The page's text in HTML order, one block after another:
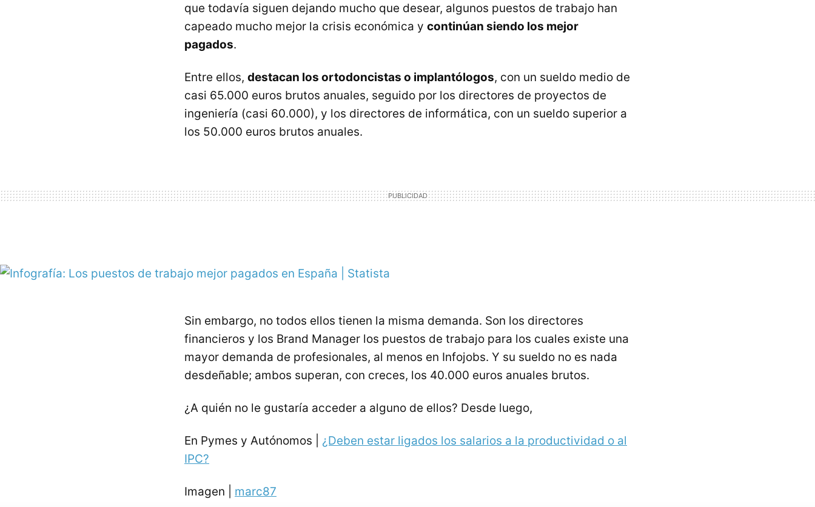
que todavía siguen dejando mucho que desear, algunos puestos de trabajo han
capeado mucho mejor la crisis económica y continúan siendo los mejor
pagados.
Entre ellos, destacan los ortodoncistas o implantólogos, con un sueldo medio de
casi 65.000 euros brutos anuales, seguido por los directores de proyectos de
ingeniería (casi 60.000), y los directores de informática, con un sueldo superior a
los 50.000 euros brutos anuales.
Sin embargo, no todos ellos tienen la misma demanda. Son los directores
financieros y los Brand Manager los puestos de trabajo para los cuales existe una
mayor demanda de profesionales, al menos en Infojobs. Y su sueldo no es nada
desdeñable; ambos superan, con creces, los 40.000 euros anuales brutos.
¿A quién no le gustaría acceder a alguno de ellos? Desde luego,
En Pymes y Autónomos | ¿Deben estar ligados los salarios a la productividad o al
IPC?
Imagen | marc87